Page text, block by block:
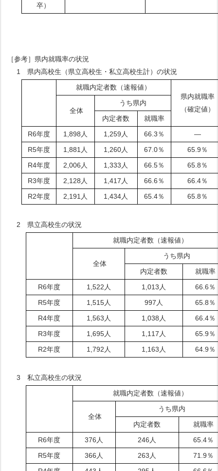
卒）
［参考］県内就職率の状況
1 県内高校生（県立高校生・私立高校生計）の状況
就職内定者数（速報値）
県内就職率
（確定値）
全体
うち県内
内定者数
就職率
R6年度
1,898人 1,259人 66.3％
―
R5年度
1,881人 1,260人 67.0％
65.9％
R4年度
2,006人 1,333人 66.5％
65.8％
R3年度
2,128人 1,417人 66.6％
66.4％
R2年度
2,191人 1,434人 65.4％ 65.8％
2 県立高校生の状況
就職内定者数（速報値）
全体
うち県内
内定者数
就職率
R6年度
1,522人 1,013人
66.6％
R5年度
1,515人 997人
65.8％
R4年度
1,563人 1,038人
66.4％
R3年度
1,695人 1,117人
65.9％
R2年度
1,792人 1,163人 64.9％
3 私立高校生の状況
就職内定者数（速報値）
全体
うち県内
内定者数
就職率
R6年度
376人 246人
65.4％
R5年度
366人 263人
71.9％